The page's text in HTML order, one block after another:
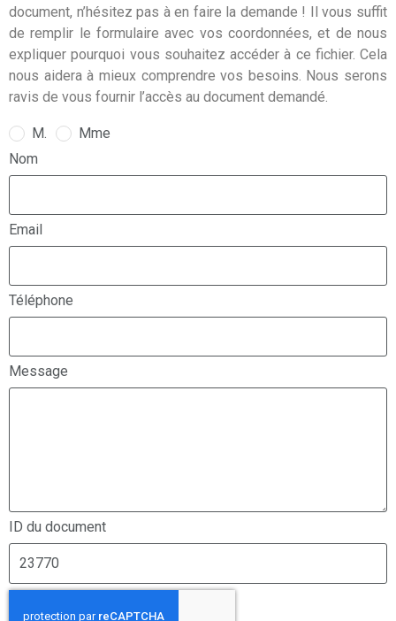
document, n’hésitez pas à en faire la demande ! Il vous suffit
de remplir le formulaire avec vos coordonnées, et de nous
expliquer pourquoi vous souhaitez accéder à ce fichier. Cela
nous aidera à mieux comprendre vos besoins. Nous serons
ravis de vous fournir l’accès au document demandé.
M.
Mme
Nom
Email
Téléphone
Message
ID du document